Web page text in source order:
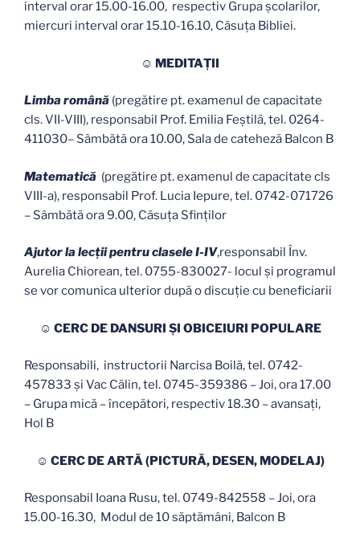
interval orar 15.00-16.00, respectiv Grupa școlarilor,
miercuri interval orar 15.10-16.10, Căsuța Bibliei.
☺ MEDITAŢII
Limba română (pregătire pt. examenul de capacitate
cls. VII-VIII), responsabil Prof. Emilia Feştilă, tel. 0264-
411030– Sâmbătă ora 10.00, Sala de cateheză Balcon B
Matematică (pregătire pt. examenul de capacitate cls
VIII-a), responsabil Prof. Lucia Iepure, tel. 0742-071726
– Sâmbătă ora 9.00, Căsuţa Sfinţilor
Ajutor la lecţii pentru clasele I-IV,responsabil Înv.
Aurelia Chiorean, tel. 0755-830027- locul și programul
se vor comunica ulterior după o discuție cu beneficiarii
☺ CERC DE DANSURI ȘI OBICEIURI POPULARE
Responsabili, instructorii Narcisa Boilă, tel. 0742-
457833 şi Vac Călin, tel. 0745-359386 – Joi, ora 17.00
– Grupa mică – începători, respectiv 18.30 – avansați,
Hol B
☺ CERC DE ARTĂ (PICTURĂ, DESEN, MODELAJ)
Responsabil Ioana Rusu, tel. 0749-842558 – Joi, ora
15.00-16.30, Modul de 10 săptămâni, Balcon B